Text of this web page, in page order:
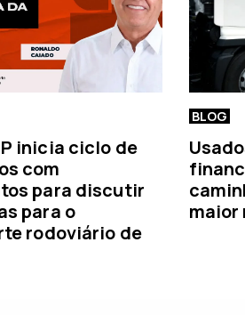
inicia ciclo de
com
para discutir
para o
rodoviário de
BLOG
maior